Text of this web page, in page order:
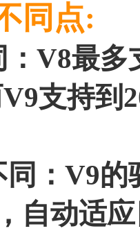
同点:
：V8最
支持到
同：V9
自动适